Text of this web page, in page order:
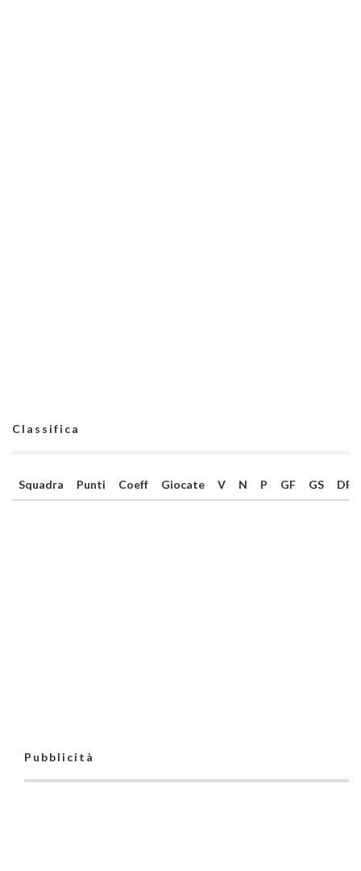
Classifica
Squadra Punti Coeff Giocate V N P GF GS DR
Pubblicità